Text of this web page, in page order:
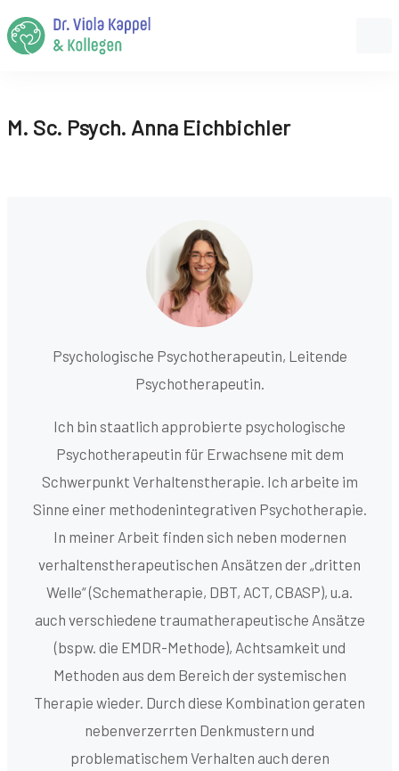
M. Sc. Psych. Anna Eichbichler
Psychologische Psychotherapeutin, Leitende
Psychotherapeutin.
Ich bin staatlich approbierte psychologische
Psychotherapeutin für Erwachsene mit dem
Schwerpunkt Verhaltenstherapie. Ich arbeite im
Sinne einer methodenintegrativen Psychotherapie.
In meiner Arbeit finden sich neben modernen
verhaltenstherapeutischen Ansätzen der „dritten
Welle“ (Schematherapie, DBT, ACT, CBASP), u.a.
auch verschiedene traumatherapeutische Ansätze
(bspw. die EMDR-Methode), Achtsamkeit und
Methoden aus dem Bereich der systemischen
Therapie wieder. Durch diese Kombination geraten
nebenverzerrten Denkmustern und
problematischem Verhalten auch deren